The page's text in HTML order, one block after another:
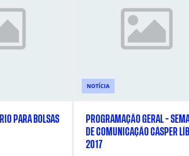
PARA BOLSAS
NOTÍCIA
PROGRAMAÇÃO GERAL -
DE COMUNICAÇÃO CÁSPER
2017